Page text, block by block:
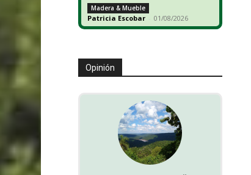
Madera & Mueble
Patricia Escobar - 01/08/2026
Opinión